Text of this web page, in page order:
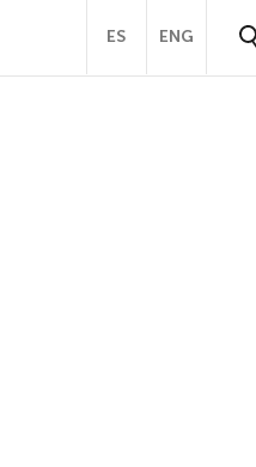
ES ENG